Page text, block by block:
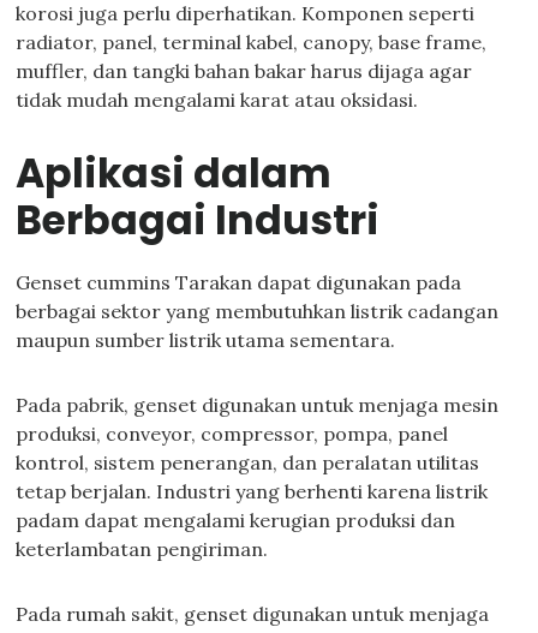
korosi juga perlu diperhatikan. Komponen seperti
radiator, panel, terminal kabel, canopy, base frame,
muffler, dan tangki bahan bakar harus dijaga agar
tidak mudah mengalami karat atau oksidasi.
Aplikasi dalam
Berbagai Industri
Genset cummins Tarakan dapat digunakan pada
berbagai sektor yang membutuhkan listrik cadangan
maupun sumber listrik utama sementara.
Pada pabrik, genset digunakan untuk menjaga mesin
produksi, conveyor, compressor, pompa, panel
kontrol, sistem penerangan, dan peralatan utilitas
tetap berjalan. Industri yang berhenti karena listrik
padam dapat mengalami kerugian produksi dan
keterlambatan pengiriman.
Pada rumah sakit, genset digunakan untuk menjaga